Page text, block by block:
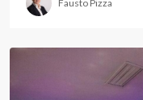
Fausto Pizza